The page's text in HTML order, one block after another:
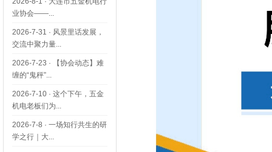
业协会——...
2026-7-31 · 风景里话发展，
交流中聚力量...
2026-7-23 ·
【协会动态】难
缠的“鬼秤”...
2026-7-10 · 这个下午，五金
机电老板们为...
2026-7-8 · 一场知行共生的研
学之行｜大...